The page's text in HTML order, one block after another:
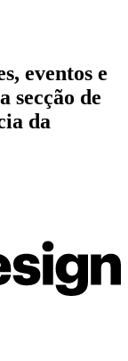
, eventos e
secção de
da